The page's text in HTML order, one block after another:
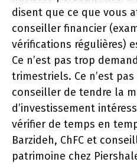
disent que ce que vous
conseiller financier
vérifications régulières)
Ce n’est pas trop
trimestriels. Ce n’est
conseiller de tendre la
d’investissement
vérifier de temps en
Barzideh, ChFC et
patrimoine chez